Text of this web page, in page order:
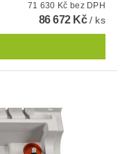
71 630 Kč bez DPH
86 672 Kč/ ks